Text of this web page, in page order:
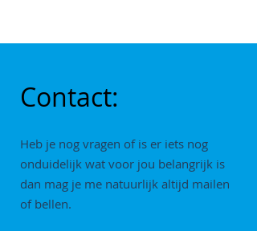
Contact:
Heb je nog vragen of is er iets nog
onduidelijk wat voor jou belangrijk is
dan mag je me natuurlijk altijd mailen
of bellen.